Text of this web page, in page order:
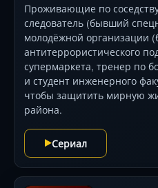
Проживающие по
следователь (бывший
молодёжной организации
антитеррористического
супермаркета, тренер по
и студент инженерного
чтобы защитить мирную
района.
Сериал